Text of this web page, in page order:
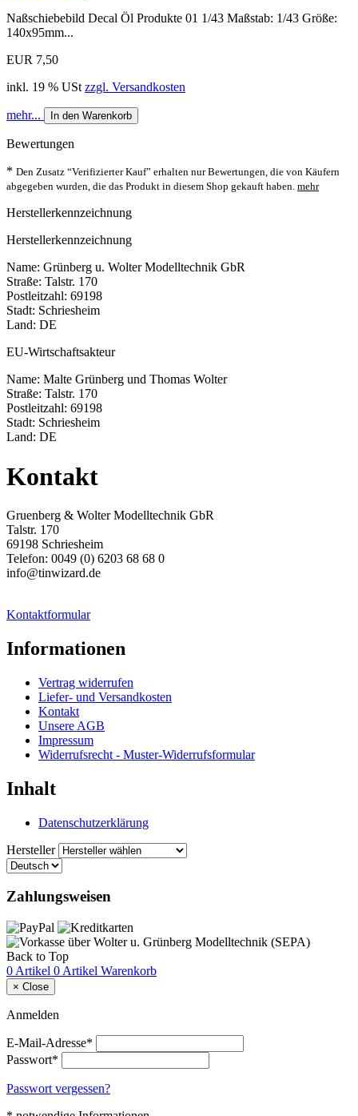
Naßschiebebild Decal Öl Produkte 01 1/43 Maßstab: 1/43 Größe:
140x95mm...
EUR 7,50
inkl. 19 % USt zzgl. Versandkosten
mehr... In den Warenkorb
Bewertungen
* Den Zusatz “Verifizierter Kauf” erhalten nur Bewertungen, die von Käufern
abgegeben wurden, die das Produkt in diesem Shop gekauft haben. mehr
Herstellerkennzeichnung
Herstellerkennzeichnung
Name: Grünberg u. Wolter Modelltechnik GbR
Straße: Talstr. 170
Postleitzahl: 69198
Stadt: Schriesheim
Land: DE
EU-Wirtschaftsakteur
Name: Malte Grünberg und Thomas Wolter
Straße: Talstr. 170
Postleitzahl: 69198
Stadt: Schriesheim
Land: DE
Kontakt
Gruenberg & Wolter Modelltechnik GbR
Talstr. 170
69198 Schriesheim
Telefon: 0049 (0) 6203 68 68 0
info@tinwizard.de
Kontaktformular
Informationen
Vertrag widerrufen
Liefer- und Versandkosten
Kontakt
Unsere AGB
Impressum
Widerrufsrecht - Muster-Widerrufsformular
Inhalt
Datenschutzerklärung
Hersteller
Zahlungsweisen
Back to Top
0 Artikel 0 Artikel Warenkorb
× Close
Anmelden
E-Mail-Adresse*
Passwort*
Passwort vergessen?